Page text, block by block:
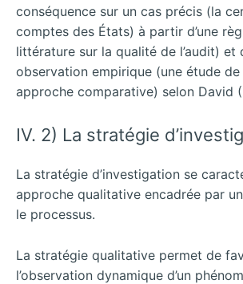
conséquence sur un cas précis (la
comptes des États) à partir d’une
littérature sur la qualité de l’audit) et
observation empirique (une étude
approche comparative) selon David
IV. 2) La stratégie
La stratégie d’investigation se
approche qualitative encadrée par
le processus.
La stratégie qualitative permet de
l’observation dynamique d’un